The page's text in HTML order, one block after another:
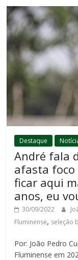
Destaque
André fala
afasta foco
ficar aqui
anos, eu
30/09/2022
Fluminense, seleção
Por: João Pedro
Fluminense em